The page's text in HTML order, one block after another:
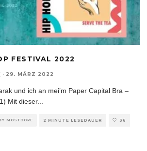
FESTIVAL 2022
· 29. MÄRZ 2022
und ich an mei’m Paper Capital Bra –
Mit dieser...
MOSTDOPE 2 MINUTE LESEDAUER 36